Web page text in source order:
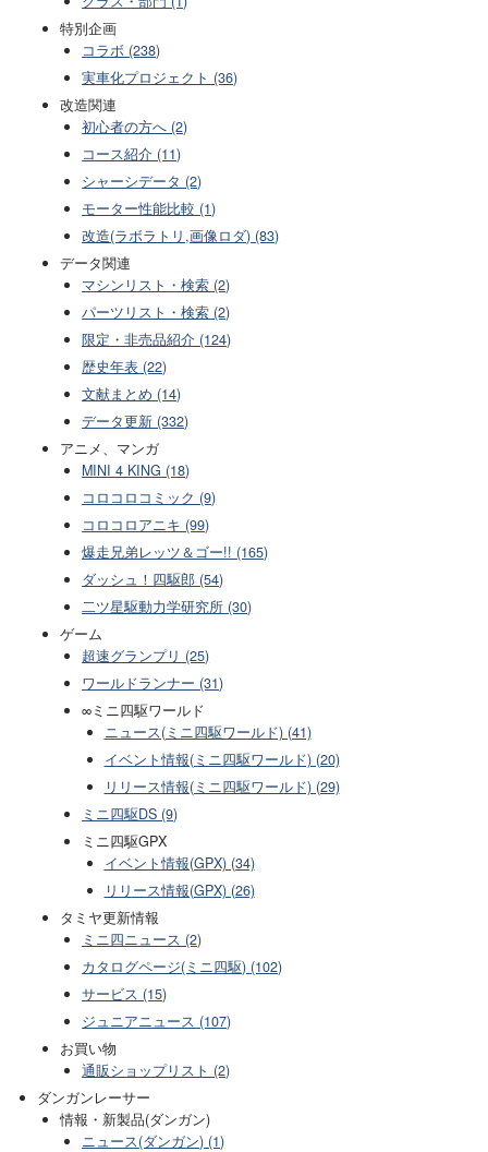
特別企画
コラボ (238)
実車化プロジェクト (36)
改造関連
初心者の方へ (2)
コース紹介 (11)
シャーシデータ (2)
モーター性能比較 (1)
改造(ラボラトリ,画像ロダ) (83)
データ関連
マシンリスト・検索 (2)
パーツリスト・検索 (2)
限定・非売品紹介 (124)
歴史年表 (22)
文献まとめ (14)
データ更新 (332)
アニメ、マンガ
MINI 4 KING (18)
コロコロコミック (9)
コロコロアニキ (99)
爆走兄弟レッツ＆ゴー!! (165)
ダッシュ！四駆郎 (54)
二ツ星駆動力学研究所 (30)
ゲーム
超速グランプリ (25)
ワールドランナー (31)
∞ミニ四駆ワールド
ニュース(ミニ四駆ワールド) (41)
イベント情報(ミニ四駆ワールド) (20)
リリース情報(ミニ四駆ワールド) (29)
ミニ四駆DS (9)
ミニ四駆GPX
イベント情報(GPX) (34)
リリース情報(GPX) (26)
タミヤ更新情報
ミニ四ニュース (2)
カタログページ(ミニ四駆) (102)
サービス (15)
ジュニアニュース (107)
お買い物
通販ショップリスト (2)
ダンガンレーサー
情報・新製品(ダンガン)
ニュース(ダンガン) (1)